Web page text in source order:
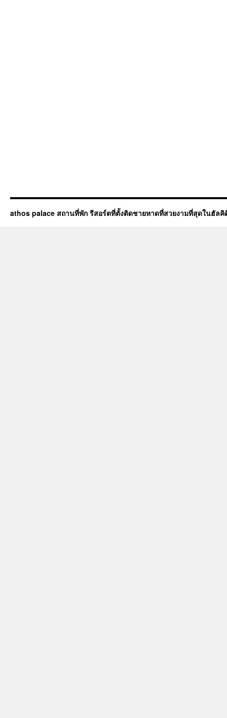
athos palace สถานที่พัก รีสอร์ตที่ตั้งติดชายหาดที่สวยงามที่สุดในฮัลคิ